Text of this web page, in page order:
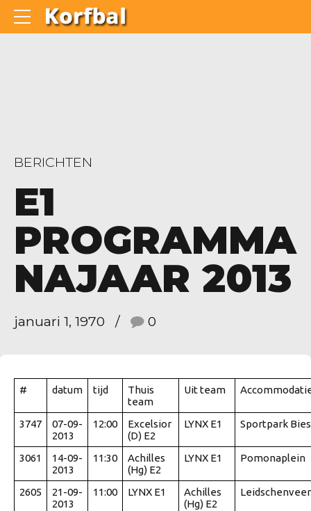
BERICHTEN
E1
PROGRAMMA
NAJAAR 2013
januari 1, 1970 0
# datum tijd
Thuis
team
Uit team
3747
07-09-
2013
12:00
Excelsior
(D) E2
LYNX E1 Sportpark
3061
14-09-
2013
11:30
Achilles
(Hg) E2
LYNX E1 Pomonaplein
2605
21-09-
2013
11:00 LYNX E1
Achilles
(Hg) E2